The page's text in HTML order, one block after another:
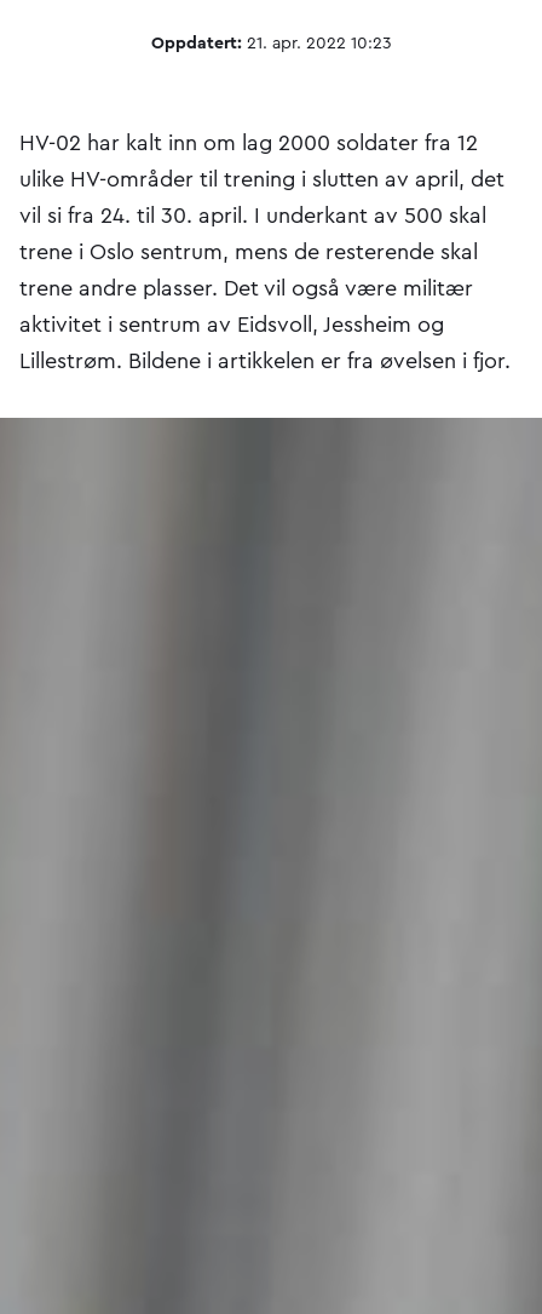
Oppdatert:21. apr. 2022 10:23
HV-02 har kalt inn om lag 2000 soldater fra 12
ulike HV-områder til trening i slutten av april, det
vil si fra 24. til 30. april. I underkant av 500 skal
trene i Oslo sentrum, mens de resterende skal
trene andre plasser. Det vil også være militær
aktivitet i sentrum av Eidsvoll, Jessheim og
Lillestrøm. Bildene i artikkelen er fra øvelsen i fjor.